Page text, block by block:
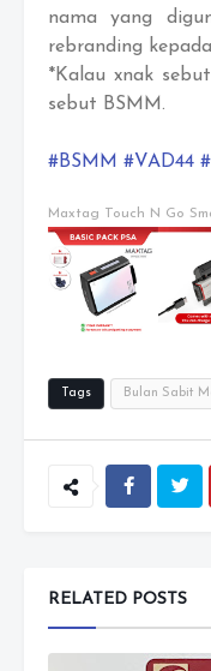
nama yang
rebranding
*Kalau xnak
sebut BSMM.
#BSMM #VAD44
Maxtag Touch N Go
Tags Bulan Sabit
RELATED POSTS